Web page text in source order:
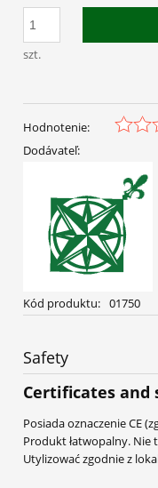
szt.
Hodnotenie:
Dodávateľ:
Kód produktu: 01750
Safety
Certificates and
Posiada oznaczenie CE
Produkt łatwopalny. Nie
Utylizować zgodnie z